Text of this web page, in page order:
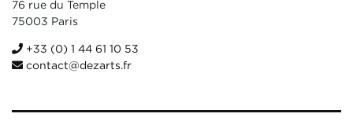
76 rue du Temple
75003 Paris
+33 (0) 1 44 61 10 53
contact@dezarts.fr